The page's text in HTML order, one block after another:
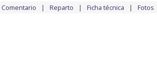
Comentario Reparto Ficha técnica Fotos